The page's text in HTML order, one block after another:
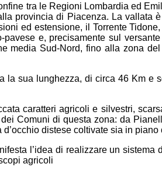
tra le Regioni Lombardia ed
provincia di Piacenza. La vallata
ed estensione, il Torrente
e, precisamente sul
media Sud-Nord, fino alla zona
la sua lunghezza, di circa 46 Km e
caratteri agricoli e silvestri,
Comuni di questa zona: da
distese coltivate sia in piano
l’idea di realizzare un sistema
agricoli